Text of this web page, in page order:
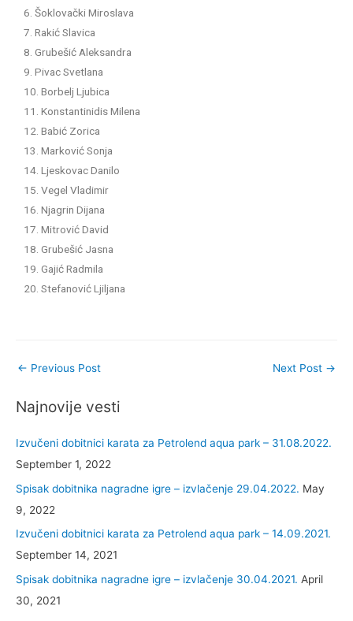
6. Šoklovački Miroslava
7. Rakić Slavica
8. Grubešić Aleksandra
9. Pivac Svetlana
10. Borbelj Ljubica
11. Konstantinidis Milena
12. Babić Zorica
13. Marković Sonja
14. Ljeskovac Danilo
15. Vegel Vladimir
16. Njagrin Dijana
17. Mitrović David
18. Grubešić Jasna
19. Gajić Radmila
20. Stefanović Ljiljana
← Previous Post Next Post →
Najnovije vesti
Izvučeni dobitnici karata za Petrolend aqua park – 31.08.2022.
September 1, 2022
Spisak dobitnika nagradne igre – izvlačenje 29.04.2022. May
9, 2022
Izvučeni dobitnici karata za Petrolend aqua park – 14.09.2021.
September 14, 2021
Spisak dobitnika nagradne igre – izvlačenje 30.04.2021. April
30, 2021